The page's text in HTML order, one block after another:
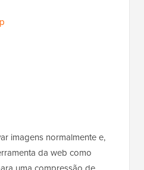
imagens normalmente e,
da web como